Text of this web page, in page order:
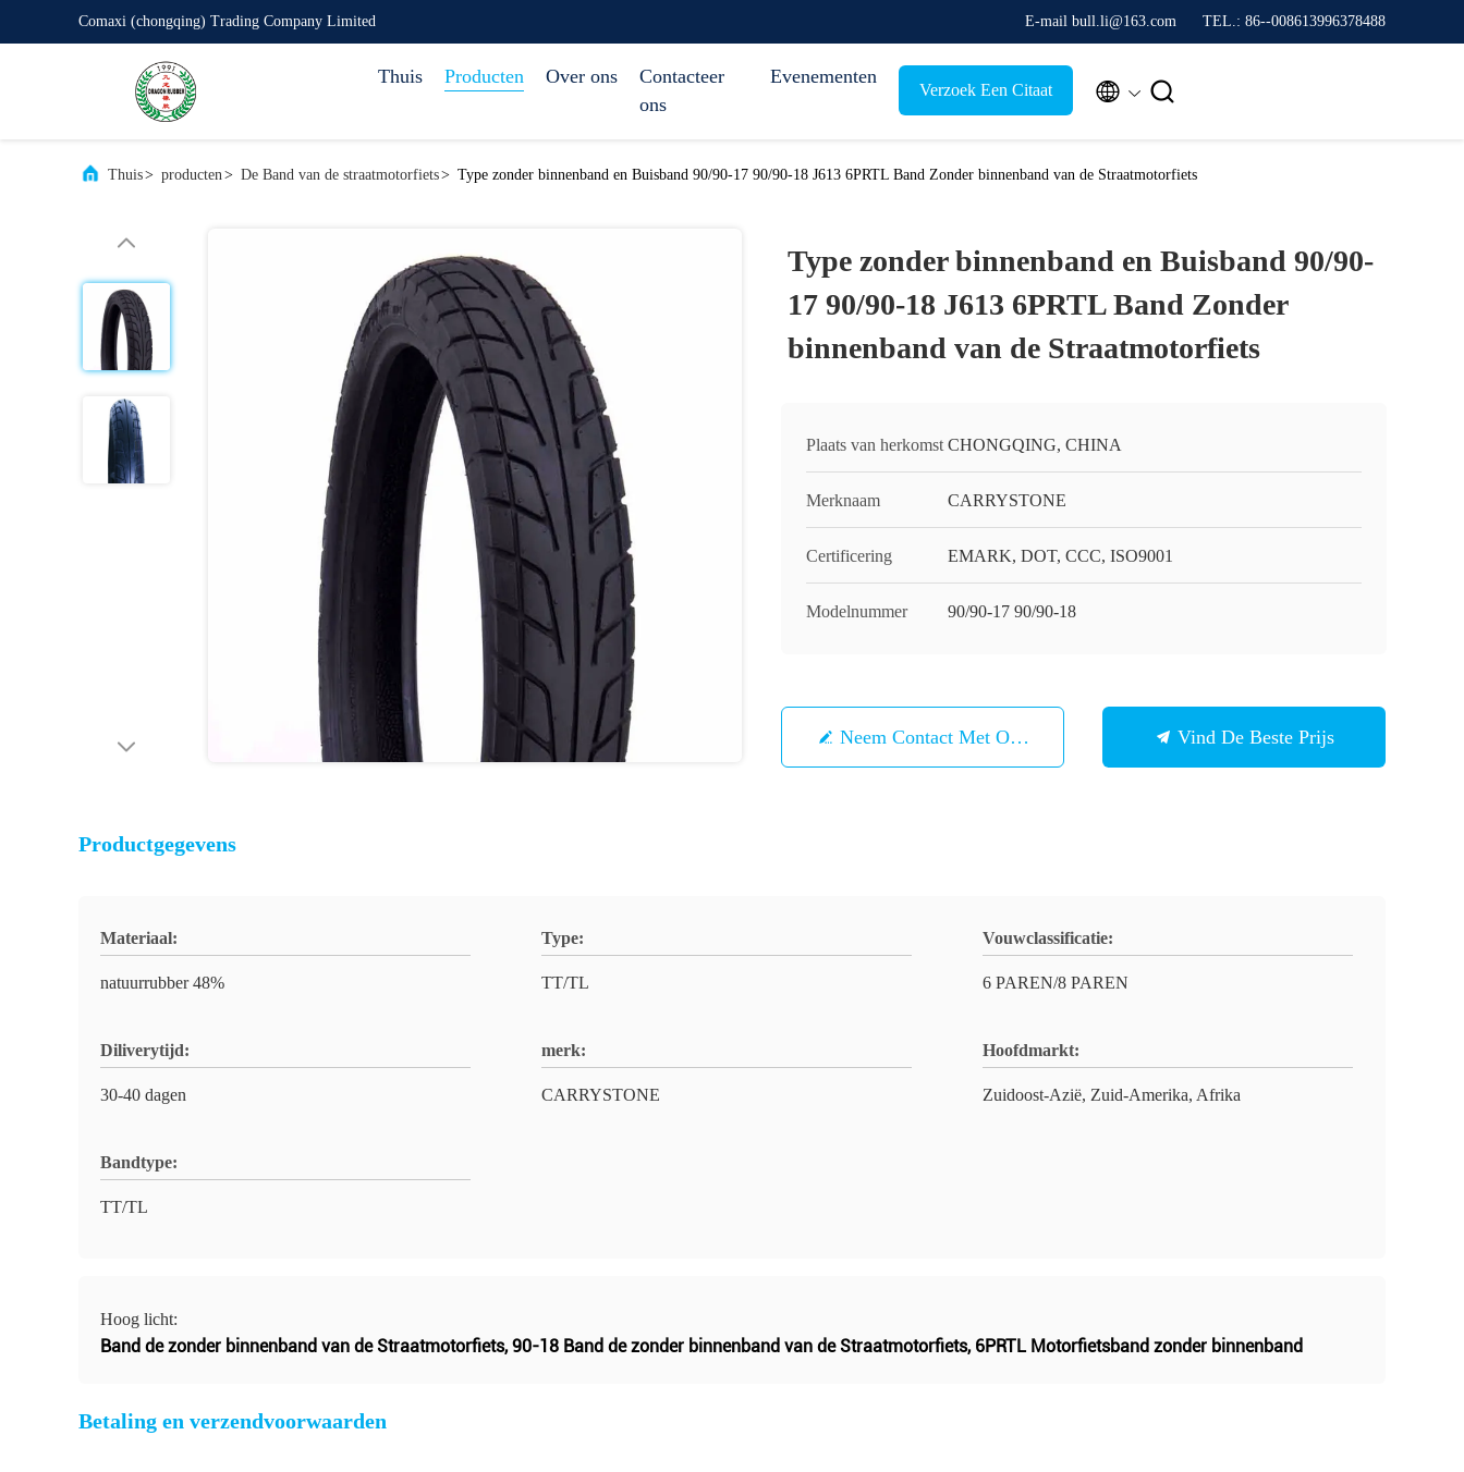
Comaxi (chongqing) Trading Company Limited E-mail bull.li@163.com TEL.: 86--008613996378488
Thuis Producten Over ons
Contacteer
ons
Evenementen
Verzoek Een Citaat  
Thuis> producten> De Band van de straatmotorfiets> Type zonder binnenband en Buisband 90/90-17 90/90-18 J613 6PRTL Band Zonder binnenband van de Straatmotorfiets
Type zonder binnenband en Buisband 90/90-
17 90/90-18 J613 6PRTL Band Zonder
binnenband van de Straatmotorfiets
Plaats van herkomst CHONGQING, CHINA
Merknaam CARRYSTONE
Certificering EMARK, DOT, CCC, ISO9001
Modelnummer 90/90-17 90/90-18
Neem Contact Met Ons Op Vind De Beste Prijs
Productgegevens
Materiaal:
natuurrubber 48%
Type:
TT/TL
Vouwclassificatie:
6 PAREN/8 PAREN
Diliverytijd:
30-40 dagen
merk:
CARRYSTONE
Hoofdmarkt:
Zuidoost-Azië, Zuid-Amerika, Afrika
Bandtype:
TT/TL
Hoog licht:
Band de zonder binnenband van de Straatmotorfiets,90-18 Band de zonder binnenband van de Straatmotorfiets, 6PRTL Motorfietsband zonder binnenband
Betaling en verzendvoorwaarden